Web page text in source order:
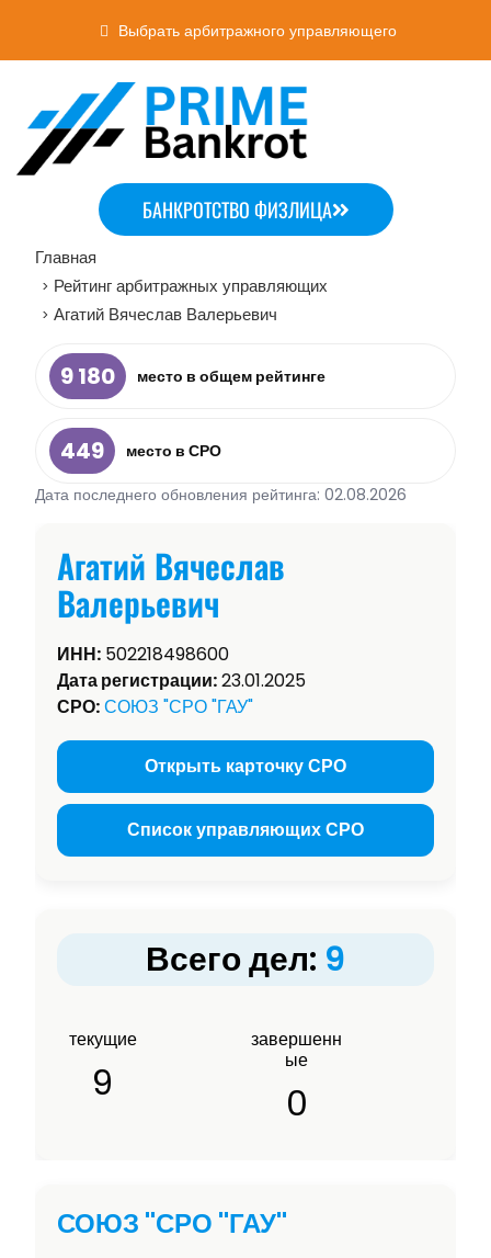
Выбрать арбитражного управляющего
БАНКРОТСТВО ФИЗЛИЦА
Главная
> Рейтинг арбитражных управляющих
> Агатий Вячеслав Валерьевич
9 180 место в общем рейтинге
449
место в СРО
Дата последнего обновления рейтинга: 02.08.2026
Агатий Вячеслав
Валерьевич
ИНН: 502218498600
Дата регистрации:23.01.2025
СРО:СОЮЗ "СРО "ГАУ"
Открыть карточку СРО
Список управляющих СРО
Всего дел: 9
текущие
9
завершенн
ые
0
СОЮЗ "СРО "ГАУ"